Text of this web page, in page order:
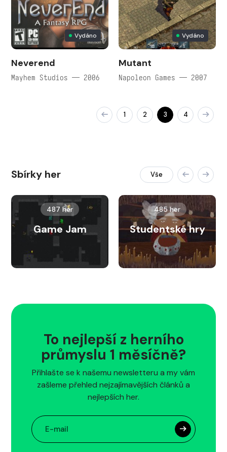
Vydáno
Neverend
Mayhem Studios — 2006
Vydáno
Mutant
Napoleon Games — 2007
1 2 3 4
Sbírky her Vše
487 her
Game Jam
485 her
Studentské hry
To nejlepší z herního
průmyslu 1 měsíčně?
Přihlašte se k našemu newsletteru a my vám
zašleme přehled nejzajímavějších článků a
nejlepších her.